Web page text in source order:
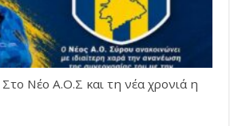
Νέο Α.Ο.Σ και τη νέα χρονιά η